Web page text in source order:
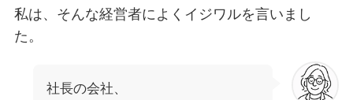
私は、そんな経営者によくイジワルを言いまし
た。
社長の会社、